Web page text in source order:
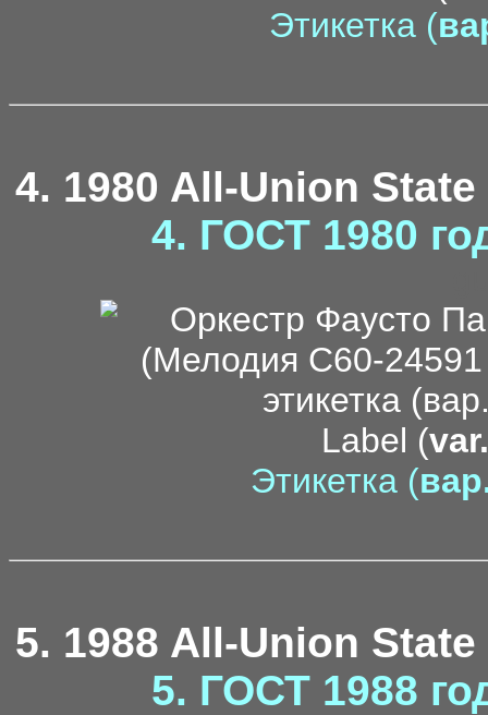
Этикетка (
4. 1980 All-Union
4. ГОСТ 1980
Label (
Этикетка (
5. 1988 All-Union
5. ГОСТ 1988